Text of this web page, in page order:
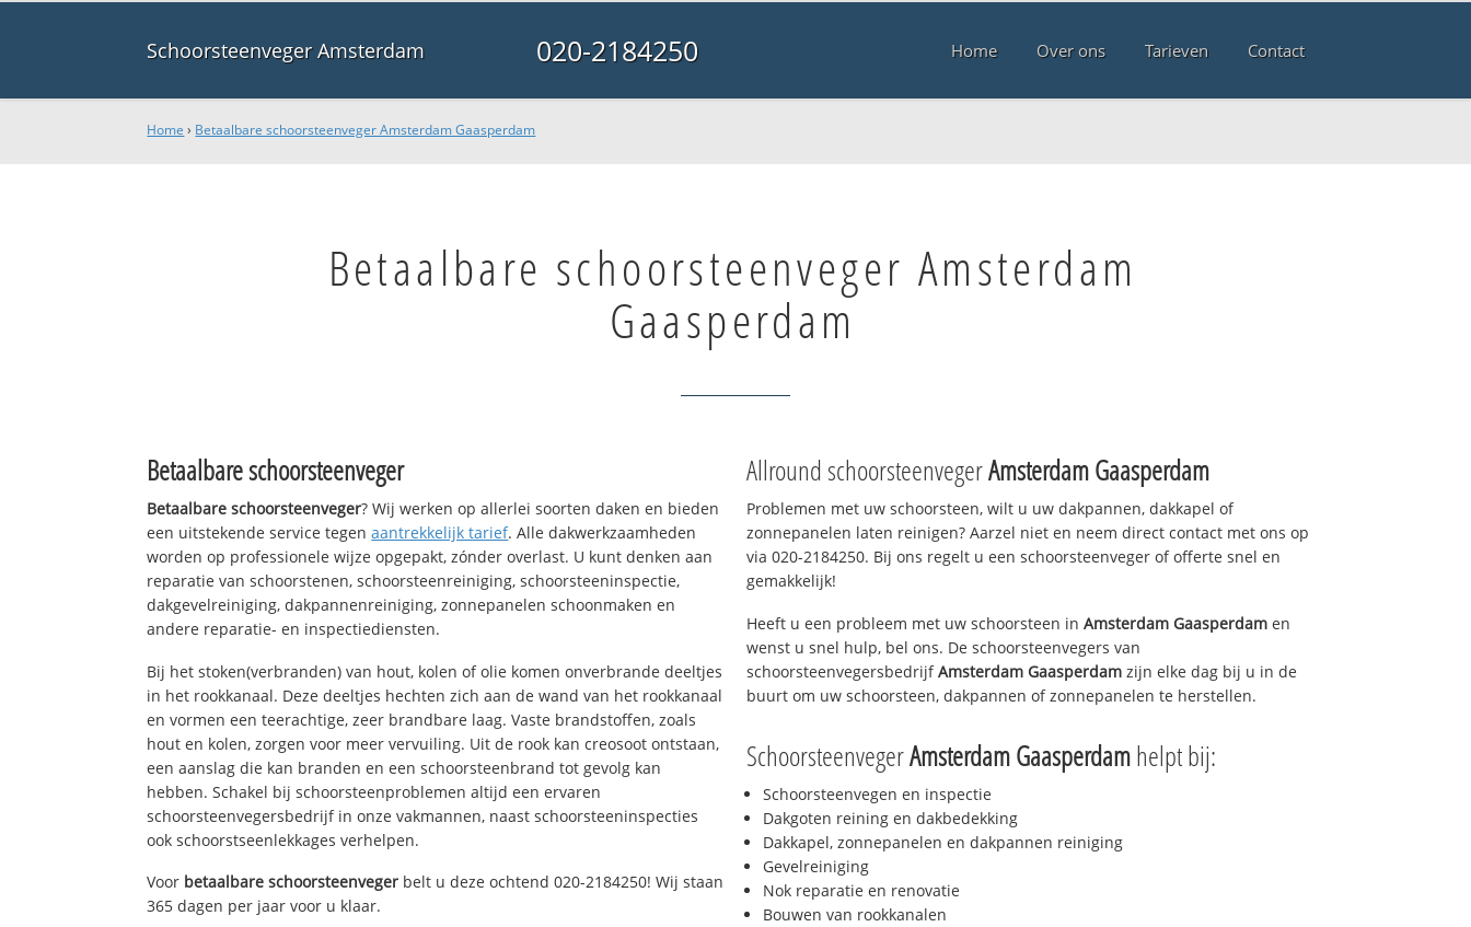
Schoorsteenveger Amsterdam 020-2184250 Home Over ons Tarieven Contact
Home › Betaalbare schoorsteenveger Amsterdam Gaasperdam
Betaalbare schoorsteenveger Amsterdam
Gaasperdam
Betaalbare schoorsteenveger
Betaalbare schoorsteenveger? Wij werken op allerlei soorten daken en bieden
een uitstekende service tegenaantrekkelijk tarief. Alle dakwerkzaamheden
worden op professionele wijze opgepakt, zónder overlast. U kunt denken aan
reparatie van schoorstenen, schoorsteenreiniging, schoorsteeninspectie,
dakgevelreiniging, dakpannenreiniging, zonnepanelen schoonmaken en
andere reparatie- en inspectiediensten.
Bij het stoken(verbranden) van hout, kolen of olie komen onverbrande deeltjes
in het rookkanaal. Deze deeltjes hechten zich aan de wand van het rookkanaal
en vormen een teerachtige, zeer brandbare laag. Vaste brandstoffen, zoals
hout en kolen, zorgen voor meer vervuiling. Uit de rook kan creosoot ontstaan,
een aanslag die kan branden en een schoorsteenbrand tot gevolg kan
hebben. Schakel bij schoorsteenproblemen altijd een ervaren
schoorsteenvegersbedrijf in onze vakmannen, naast schoorsteeninspecties
ook schoorstseenlekkages verhelpen.
Voor betaalbare schoorsteenveger belt u deze ochtend 020-2184250! Wij staan
365 dagen per jaar voor u klaar.
Allround schoorsteenvegerAmsterdam Gaasperdam
Problemen met uw schoorsteen, wilt u uw dakpannen, dakkapel of
zonnepanelen laten reinigen? Aarzel niet en neem direct contact met ons op
via 020-2184250. Bij ons regelt u een schoorsteenveger of offerte snel en
gemakkelijk!
Heeft u een probleem met uw schoorsteen in Amsterdam Gaasperdam en
wenst u snel hulp, bel ons. De schoorsteenvegers van
schoorsteenvegersbedrijfAmsterdam Gaasperdam zijn elke dag bij u in de
buurt om uw schoorsteen, dakpannen of zonnepanelen te herstellen.
SchoorsteenvegerAmsterdam Gaasperdamhelpt bij:
Schoorsteenvegen en inspectie
Dakgoten reining en dakbedekking
Dakkapel, zonnepanelen en dakpannen reiniging
Gevelreiniging
Nok reparatie en renovatie
Bouwen van rookkanalen